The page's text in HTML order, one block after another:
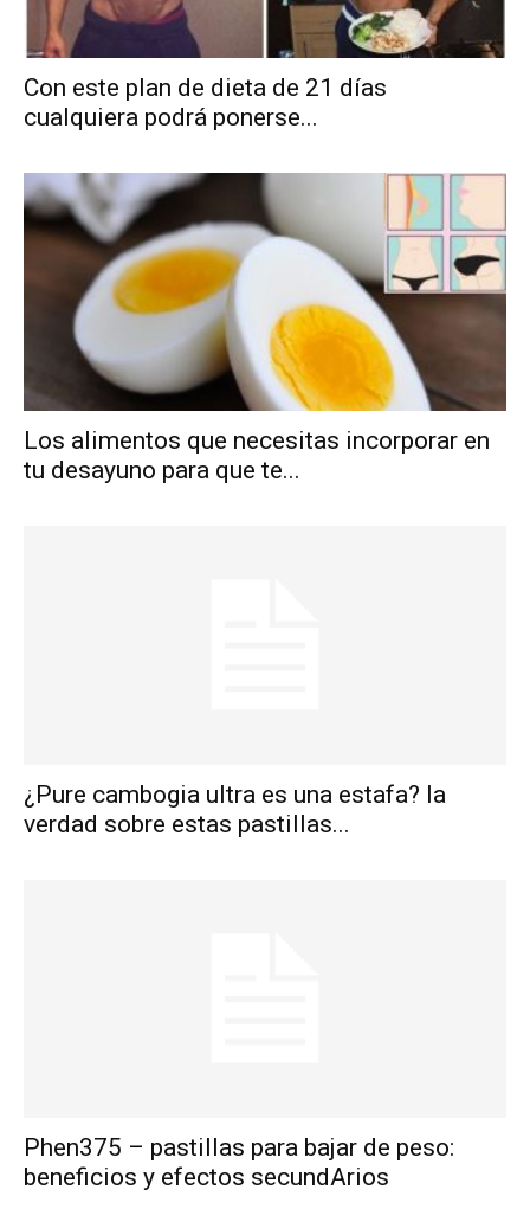
Con este plan de dieta de 21 días
cualquiera podrá ponerse...
Los alimentos que necesitas incorporar en
tu desayuno para que te...
¿Pure cambogia ultra es una estafa? la
verdad sobre estas pastillas...
Phen375 – pastillas para bajar de peso:
beneficios y efectos secundArios